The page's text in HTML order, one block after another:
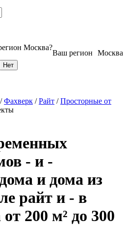
Москва
Ваш регион
Москва?
/Фахверк /Райт /Просторные от
- и -
и дома из
райт и - в
200 м² до 300